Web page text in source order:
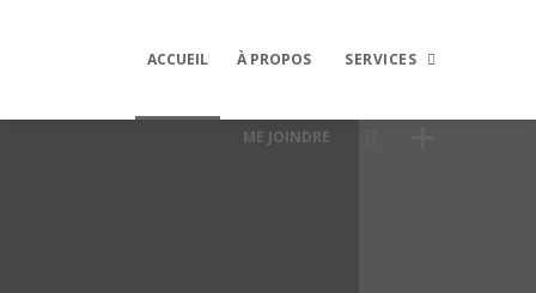
ACCUEIL À PROPOS SERVICES
ME JOINDRE